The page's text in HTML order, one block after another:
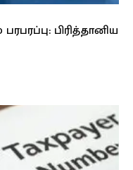
பிரித்தானிய